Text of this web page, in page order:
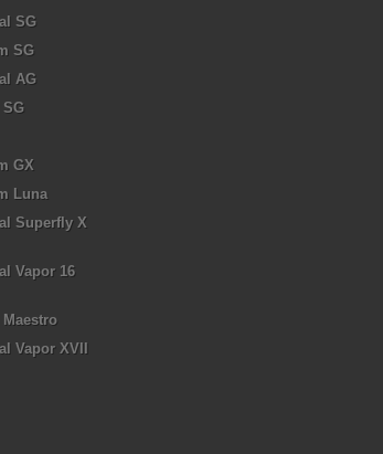
SG
SG
AG
SG
GX
Luna
Superfly X
Vapor 16
Vapor XVII